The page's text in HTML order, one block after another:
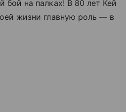
бой на палках! В 80 лет Кей
жизни главную роль — в